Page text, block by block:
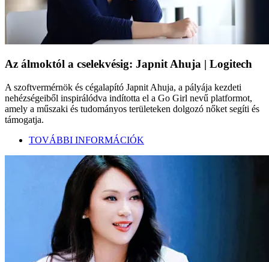
Az álmoktól a cselekvésig: Japnit Ahuja | Logitech
A szoftvermérnök és cégalapító Japnit Ahuja, a pályája kezdeti
nehézségeiből inspirálódva indította el a Go Girl nevű platformot,
amely a műszaki és tudományos területeken dolgozó nőket segíti és
támogatja.
TOVÁBBI INFORMÁCIÓK